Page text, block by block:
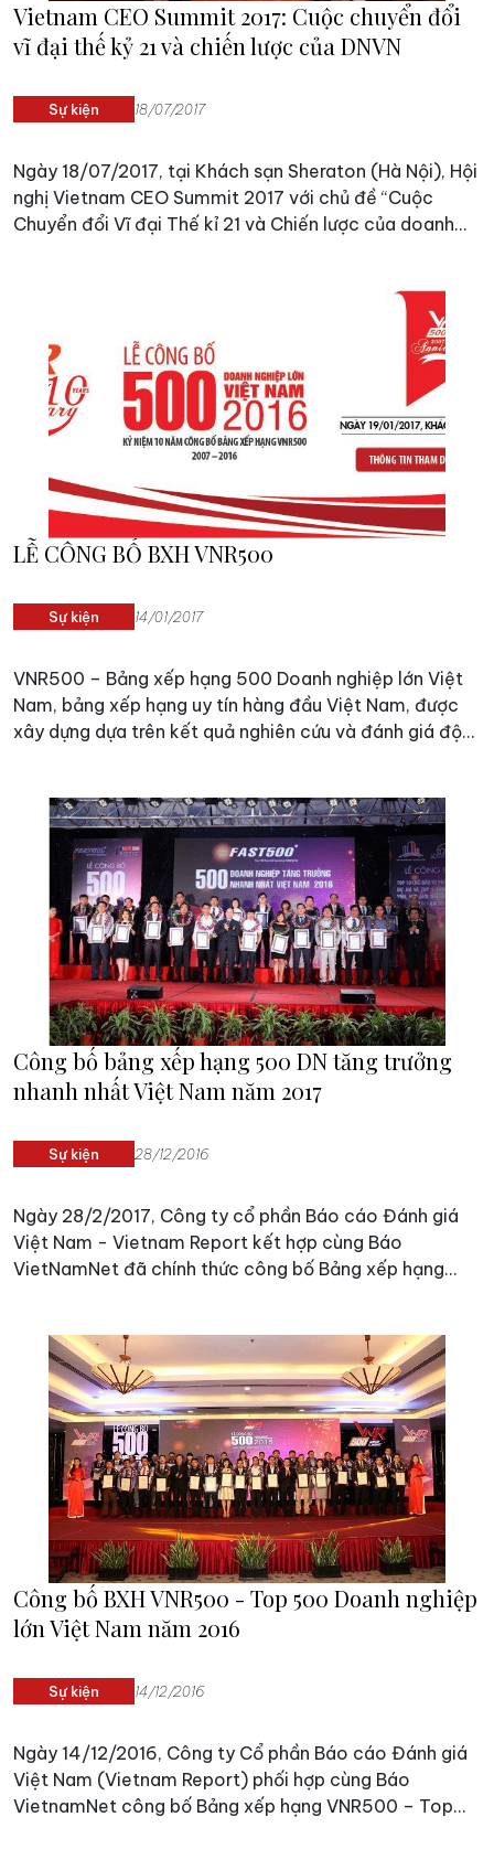
Vietnam CEO Summit 2017: Cuộc chuyển đổi
vĩ đại thế kỷ 21 và chiến lược của DNVN
Sự kiện 18/07/2017
Ngày 18/07/2017, tại Khách sạn Sheraton (Hà Nội), Hội
nghị Vietnam CEO Summit 2017 với chủ đề “Cuộc
Chuyển đổi Vĩ đại Thế kỉ 21 và Chiến lược của doanh
về quá trình chuyển đổi kinh tế – xã hội đang diễn ra
hết sức phức tạp, cũng như những cách thức quản lý và
phương thức quản trị tiên tiến nhất để làm chủ trong
một thời đại đầy biến động như hiện nay.
LỄ CÔNG BỐ BXH VNR500
Sự kiện 14/01/2017
VNR500 – Bảng xếp hạng 500 Doanh nghiệp lớn Việt
Nam, bảng xếp hạng uy tín hàng đầu Việt Nam, được
xây dựng dựa trên kết quả nghiên cứu và đánh giá độc
Báo VietnamNet.
Công bố bảng xếp hạng 500 DN tăng trưởng
nhanh nhất Việt Nam năm 2017
Sự kiện 28/12/2016
Ngày 28/2/2017, Công ty cổ phần Báo cáo Đánh giá
Việt Nam - Vietnam Report kết hợp cùng Báo
VietNamNet đã chính thức công bố Bảng xếp hạng
Công bố BXH VNR500 - Top 500 Doanh nghiệp
lớn Việt Nam năm 2016
Sự kiện 14/12/2016
Ngày 14/12/2016, Công ty Cổ phần Báo cáo Đánh giá
Việt Nam (Vietnam Report) phối hợp cùng Báo
VietnamNet công bố Bảng xếp hạng VNR500 – Top